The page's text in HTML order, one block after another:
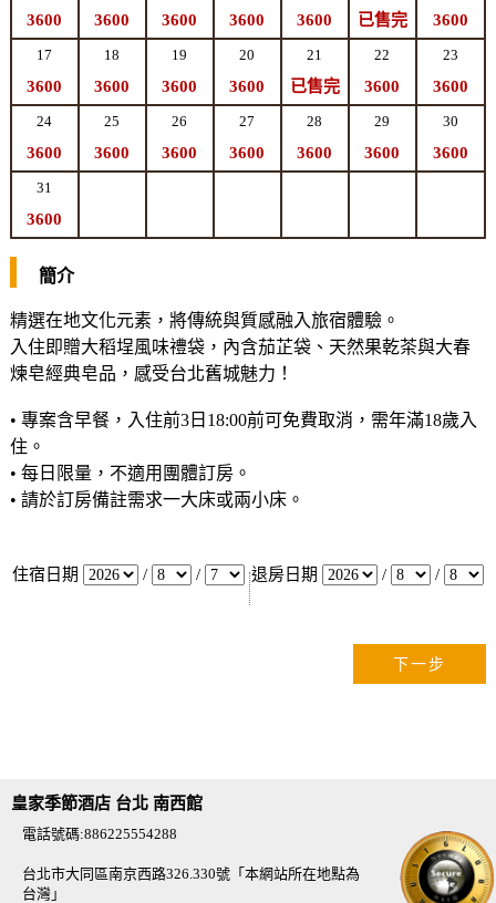
3600 3600 3600 3600 3600 已售完 3600
17
3600
18
3600
19
3600
20
3600
21
已售完
22
3600
23
3600
24
3600
25
3600
26
3600
27
3600
28
3600
29
3600
30
3600
31
3600
簡介
精選在地文化元素，將傳統與質感融入旅宿體驗。
入住即贈大稻埕風味禮袋，內含茄芷袋、天然果乾茶與大春
煉皂經典皂品，感受台北舊城魅力！
• 專案含早餐，入住前3日18:00前可免費取消，需年滿18歲入
住。
• 每日限量，不適用團體訂房。
• 請於訂房備註需求一大床或兩小床。
住宿日期 / / 退房日期 / /
皇家季節酒店 台北 南西館
電話號碼:886225554288
台北市大同區南京西路326.330號「本網站所在地點為
台灣」